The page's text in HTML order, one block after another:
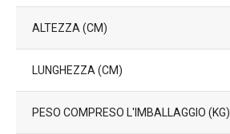
ALTEZZA (CM)
LUNGHEZZA (CM)
PESO COMPRESO L'IMBALLAGGIO (KG)